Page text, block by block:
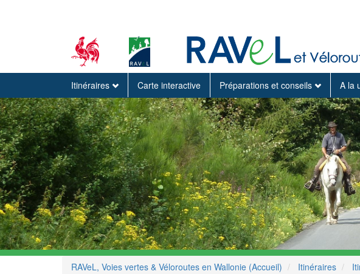
Itinéraires Carte interactive Préparations et conseils A la
RAVeL, Voies vertes & Véloroutes en Wallonie (Accueil) Itinéraires